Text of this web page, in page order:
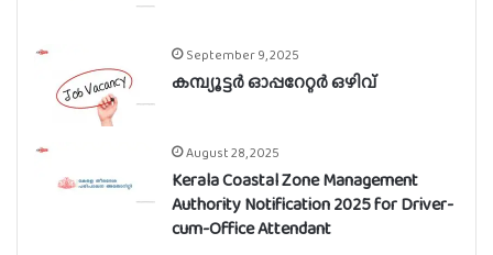
September 9, 2025
കമ്പ്യൂട്ടർ ഓപ്പറേറ്റർ ഒഴിവ്
August 28, 2025
Kerala Coastal Zone Management
Authority Notification 2025 for Driver-
cum-Office Attendant